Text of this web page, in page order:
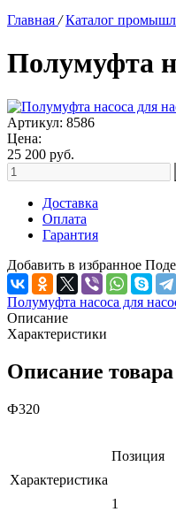
Главная / Каталог
Полумуфта
Артикул: 8586
Цена:
25 200 руб.
Доставка
Оплата
Гарантия
Добавить в избранное
Полумуфта насоса для
Описание
Характеристики
Описание
Ф320
Характеристика
Позиция
1